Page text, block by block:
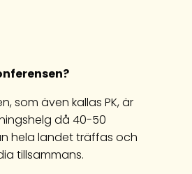
som även kallas PK, är
då 40-50
hela landet träffas och
tillsammans.